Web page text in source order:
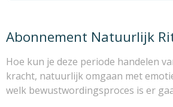
Abonnement Natuurlijk
Hoe kun je deze periode handelen
kracht, natuurlijk omgaan met
welk bewustwordingsproces is er